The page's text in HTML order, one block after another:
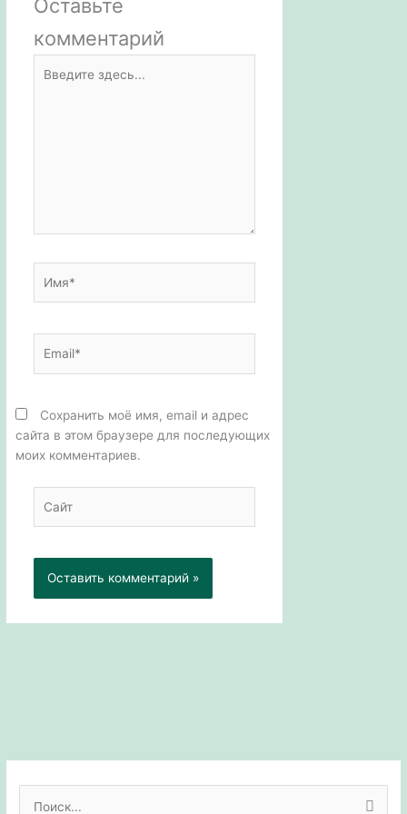
Оставьте
комментарий
здесь...
Сохранить моё имя, email и адрес
сайта в этом браузере для последующих
моих комментариев.